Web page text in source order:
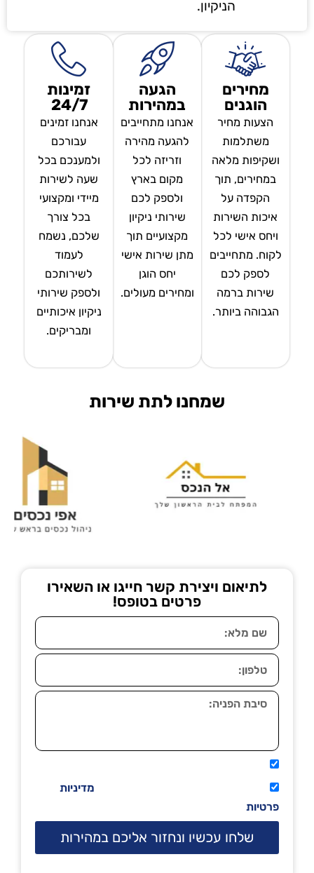
הניקיון.
מחירים
הוגנים
הצעות מחיר
משתלמות
ושקיפות מלאה
במחירים, תוך
הקפדה על
איכות השירות
ויחס אישי לכל
לקוח. מתחייבים
לספק לכם
שירות ברמה
הגבוהה ביותר.
הגעה
במהירות
אנחנו מתחייבים
להגעה מהירה
וזריזה לכל
מקום בארץ
ולספק לכם
שירותי ניקיון
מקצועיים תוך
מתן שירות אישי
יחס הוגן
ומחירים מעולים.
זמינות
24/7
אנחנו זמינים
עבורכם
ולמענכם בכל
שעה לשירות
מיידי ומקצועי
בכל צורך
שלכם, נשמח
לעמוד
לשירותכם
ולספק שירותי
ניקיון איכותיים
ומבריקים.
שמחנו לתת שירות
לתיאום ויצירת קשר חייגו או השאירו
פרטים בטופס!
מדיניות
פרטיות
שלחו עכשיו ונחזור אליכם במהירות